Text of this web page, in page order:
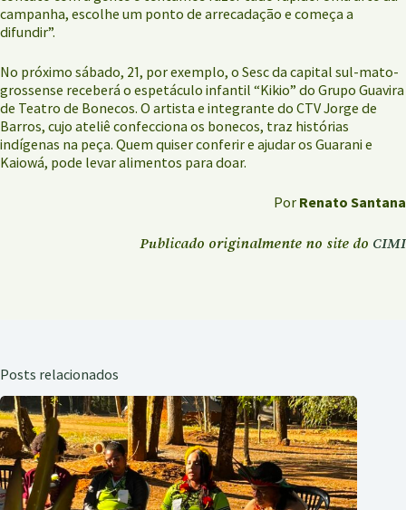
campanha, escolhe um ponto de arrecadação e começa a
difundir”.
No próximo sábado, 21, por exemplo, o Sesc da capital sul-mato-
grossense receberá o espetáculo infantil “Kikio” do Grupo Guavira
de Teatro de Bonecos. O artista e integrante do CTV Jorge de
Barros, cujo ateliê confecciona os bonecos, traz histórias
indígenas na peça. Quem quiser conferir e ajudar os Guarani e
Kaiowá, pode levar alimentos para doar.
Por Renato Santana
Publicado originalmente no site do CIMI
Posts relacionados